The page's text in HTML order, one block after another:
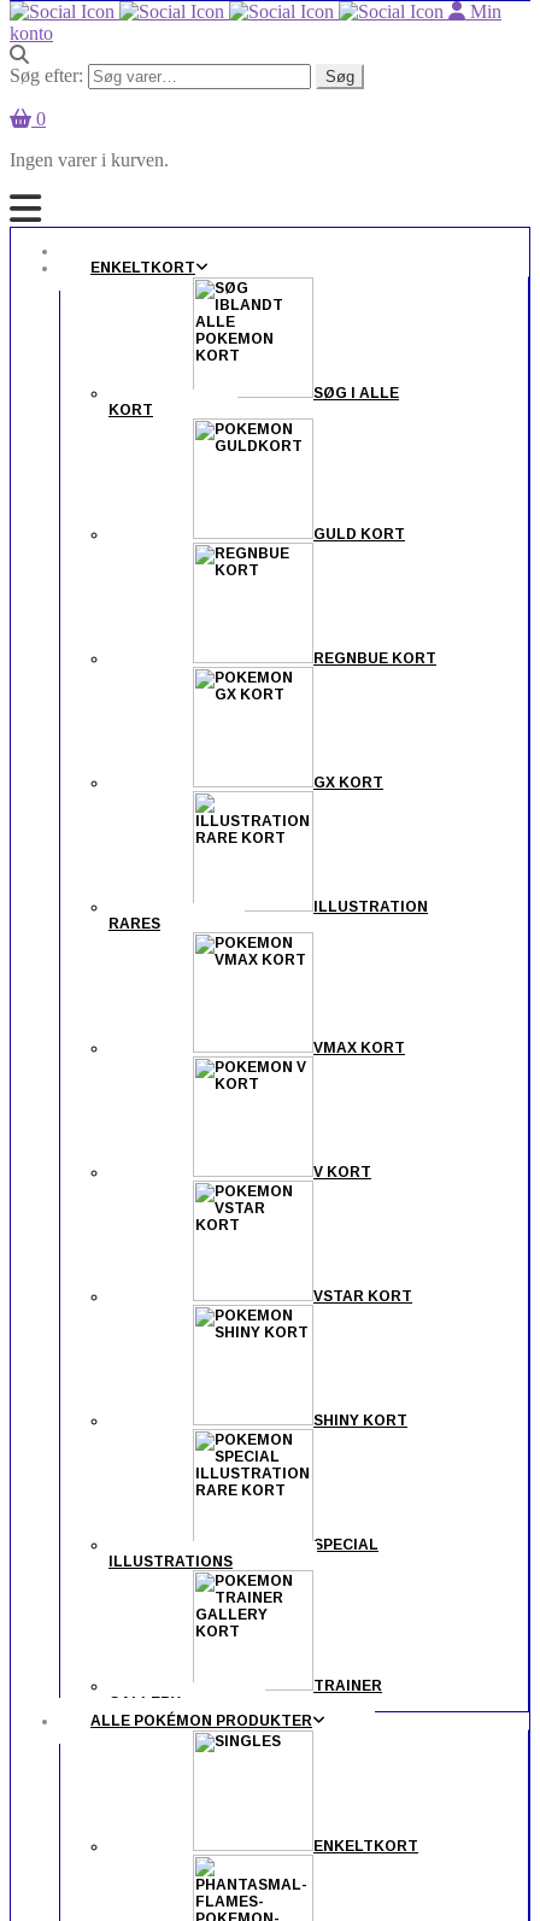
Min
konto
Søg efter: Søg
0
Ingen varer i kurven.
ENKELTKORT
SØG I ALLE
KORT
GULD KORT
REGNBUE KORT
GX KORT
ILLUSTRATION
RARES
VMAX KORT
V KORT
VSTAR KORT
SHINY KORT
SPECIAL
ILLUSTRATIONS
TRAINER
GALLERY
ALLE POKÉMON PRODUKTER
ENKELTKORT